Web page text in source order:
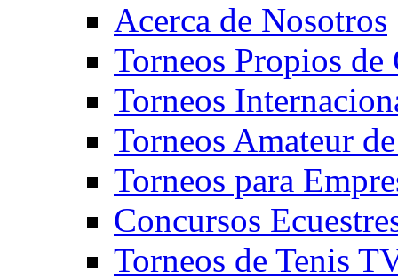
Acerca de Nosotros
Torneos Propios
Torneos
Torneos Amateur
Torneos para
Concursos
Torneos de Tenis